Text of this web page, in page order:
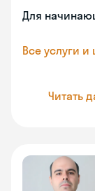
Для
Все услуги и
Читать